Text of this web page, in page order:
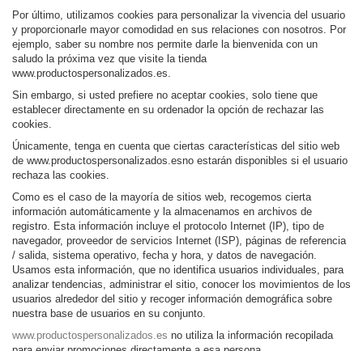
Por último, utilizamos cookies para personalizar la vivencia del usuario
y proporcionarle mayor comodidad en sus relaciones con nosotros. Por
ejemplo, saber su nombre nos permite darle la bienvenida con un
saludo la próxima vez que visite la tienda
www.productospersonalizados.es.
Sin embargo, si usted prefiere no aceptar cookies, solo tiene que
establecer directamente en su ordenador la opción de rechazar las
cookies.
Únicamente, tenga en cuenta que ciertas características del sitio web
de www.productospersonalizados.esno estarán disponibles si el usuario
rechaza las cookies.
Como es el caso de la mayoría de sitios web, recogemos cierta
información automáticamente y la almacenamos en archivos de
registro. Esta información incluye el protocolo Internet (IP), tipo de
navegador, proveedor de servicios Internet (ISP), páginas de referencia
/ salida, sistema operativo, fecha y hora, y datos de navegación.
Usamos esta información, que no identifica usuarios individuales, para
analizar tendencias, administrar el sitio, conocer los movimientos de los
usuarios alrededor del sitio y recoger información demográfica sobre
nuestra base de usuarios en su conjunto.
www.productospersonalizados.es no utiliza la información recopilada